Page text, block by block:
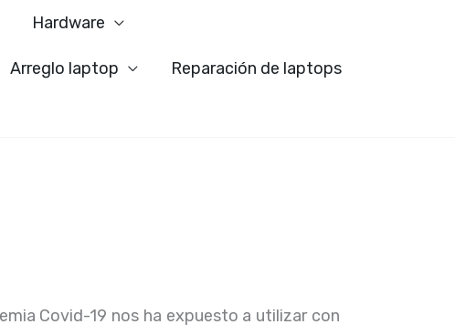
Hardware
Arreglo laptop Reparación de laptops
Covid-19 nos ha expuesto a utilizar con